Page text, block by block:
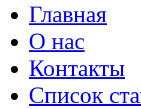
Главная
О нас
Контакты
Список